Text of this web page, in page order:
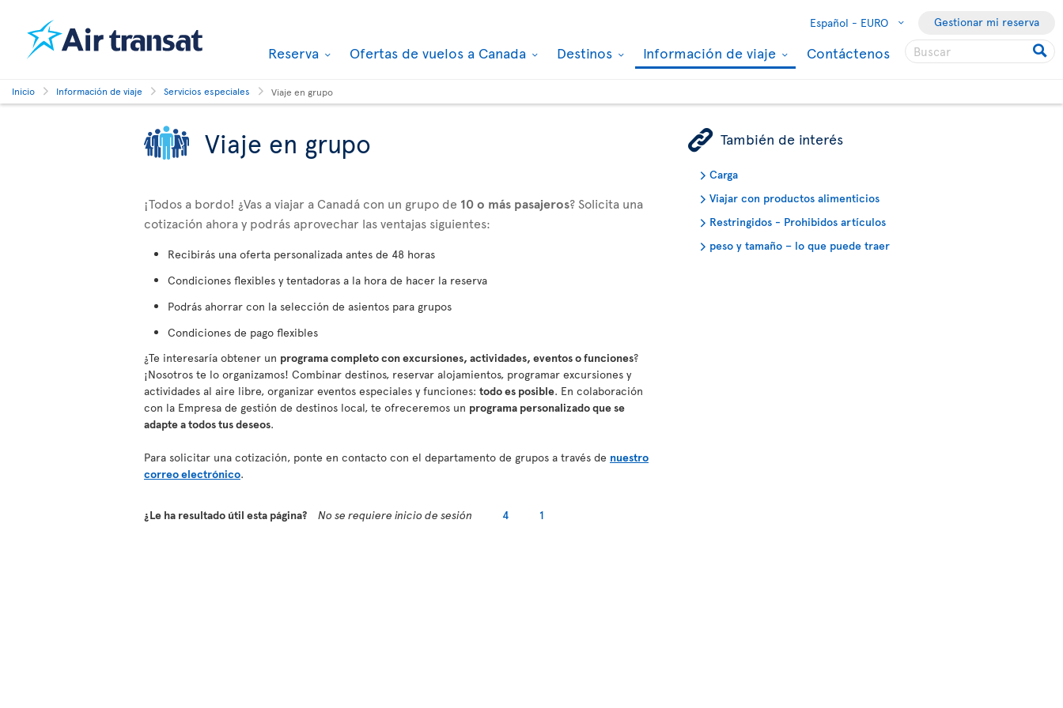
Español - EURO Gestionar mi reserva
Reserva Ofertas de vuelos a Canada Destinos Información de viaje Contáctenos
Inicio Información de viaje Servicios especiales Viaje en grupo
Viaje en grupo
¡Todos a bordo! ¿Vas a viajar a Canadá con un grupo de 10 o más pasajeros? Solicita una
cotización ahora y podrás aprovechar las ventajas siguientes:
Recibirás una oferta personalizada antes de 48 horas
Condiciones flexibles y tentadoras a la hora de hacer la reserva
Podrás ahorrar con la selección de asientos para grupos
Condiciones de pago flexibles
¿Te interesaría obtener un programa completo con excursiones, actividades, eventos o funciones?
¡Nosotros te lo organizamos! Combinar destinos, reservar alojamientos, programar excursiones y
actividades al aire libre, organizar eventos especiales y funciones: todo es posible. En colaboración
con la Empresa de gestión de destinos local, te ofreceremos un programa personalizado que se
adapte a todos tus deseos.
Para solicitar una cotización, ponte en contacto con el departamento de grupos a través de nuestro
correo electrónico.
ÿ También de interés
Carga
Viajar con productos alimenticios
Restringidos - Prohibidos artículos
peso y tamaño – lo que puede traer
¿Le ha resultado útil esta página? No se requiere inicio de sesión 4 1